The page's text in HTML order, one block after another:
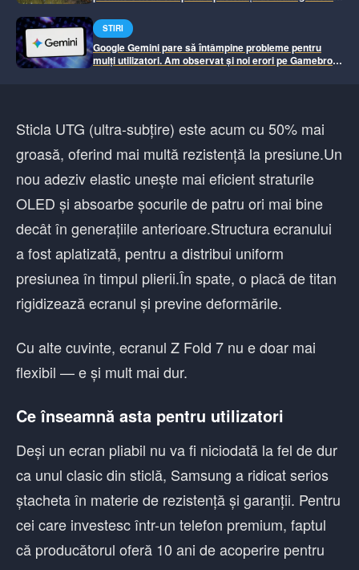
STIRI
Google Gemini pare să întâmpine probleme pentru
mulți utilizatori. Am observat și noi erori pe Gamebros.
Sticla UTG (ultra-subțire) este acum cu 50% mai
groasă, oferind mai multă rezistență la presiune.Un
nou adeziv elastic unește mai eficient straturile
OLED și absoarbe șocurile de patru ori mai bine
decât în generațiile anterioare.Structura ecranului
a fost aplatizată, pentru a distribui uniform
presiunea în timpul plierii.În spate, o placă de titan
rigidizează ecranul și previne deformările.
Cu alte cuvinte, ecranul Z Fold 7 nu e doar mai
flexibil — e și mult mai dur.
Ce înseamnă asta pentru utilizatori
Deși un ecran pliabil nu va fi niciodată la fel de dur
ca unul clasic din sticlă, Samsung a ridicat serios
ștacheta în materie de rezistență și garanții. Pentru
cei care investesc într-un telefon premium, faptul
că producătorul oferă 10 ani de acoperire pentru